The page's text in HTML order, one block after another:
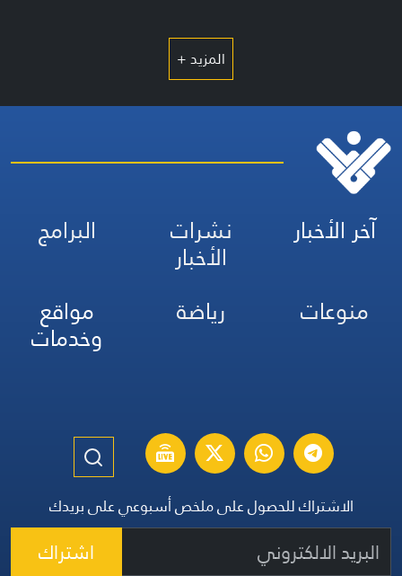
المزيد +
آخر الأخبار نشرات
الأخبار
البرامج
منوعات
رياضة مواقع
وخدمات
الاشتراك للحصول على ملخص أسبوعي على بريدك
اشتراك